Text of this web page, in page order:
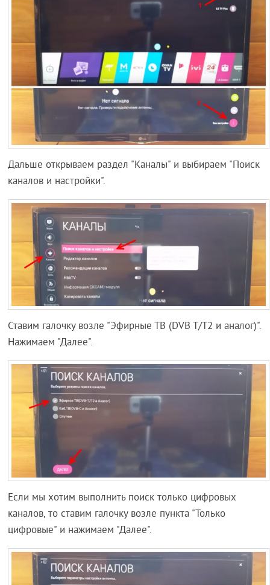
Дальше открываем раздел "Каналы" и выбираем "Поиск
каналов и настройки".
Ставим галочку возле "Эфирные ТВ (DVB T/T2 и аналог)".
Нажимаем "Далее".
Если мы хотим выполнить поиск только цифровых
каналов, то ставим галочку возле пункта "Только
цифровые" и нажимаем "Далее".